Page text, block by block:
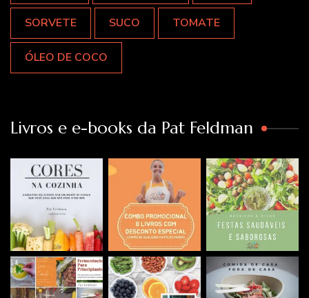
SORVETE SUCO TOMATE
ÓLEO DE COCO
Livros e e-books da Pat Feldman